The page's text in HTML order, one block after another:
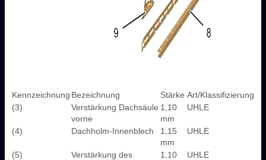
Kennzeichnung Bezeichnung Stärke Art/Klassifizierung
(3)
Verstärkung Dachsäule
vorne
1,10
mm
UHLE
(4) Dachholm-Innenblech
1,15
mm
UHLE
(5)
Verstärkung des
1,10
UHLE